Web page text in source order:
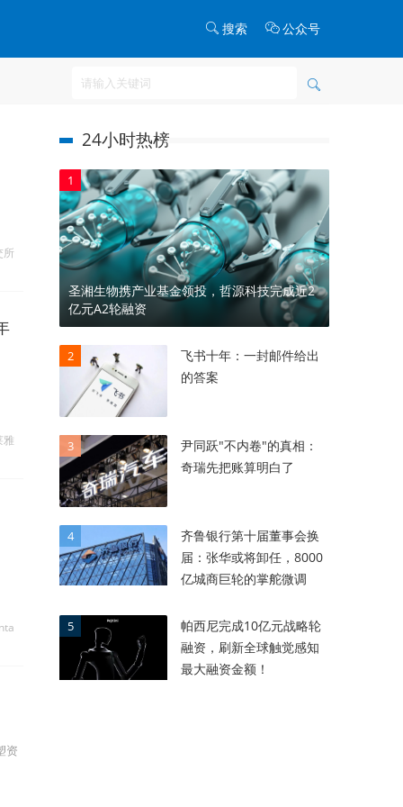
搜索 公众号
所
雅
资
24小时热榜
1
圣湘生物携产业基金领投，哲源科技完成近2
亿元A2轮融资
2
飞书十年：一封邮件给出
的答案
3
尹同跃"不内卷"的真相：
奇瑞先把账算明白了
4
齐鲁银行第十届董事会换
届：张华或将卸任，8000
亿城商巨轮的掌舵微调
5
帕西尼完成10亿元战略轮
融资，刷新全球触觉感知
最大融资金额！